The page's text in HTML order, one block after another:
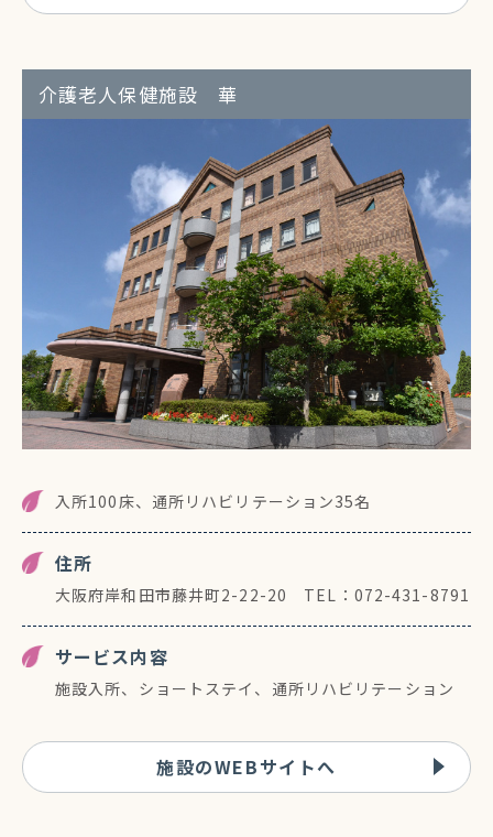
介護老人保健施設 華
入所100床、通所リハビリテーション35名
住所
大阪府岸和田市藤井町2-22-20 TEL：072-431-8791
サービス内容
施設入所、ショートステイ、通所リハビリテーション
施設のWEBサイトへ